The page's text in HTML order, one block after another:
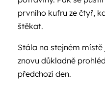
prvního kufru ze čtyř,
štěkat.
Stála na stejném
znovu důkladně
předchozí den.